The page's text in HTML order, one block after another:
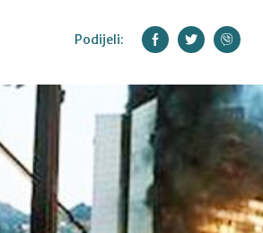
Podijeli: